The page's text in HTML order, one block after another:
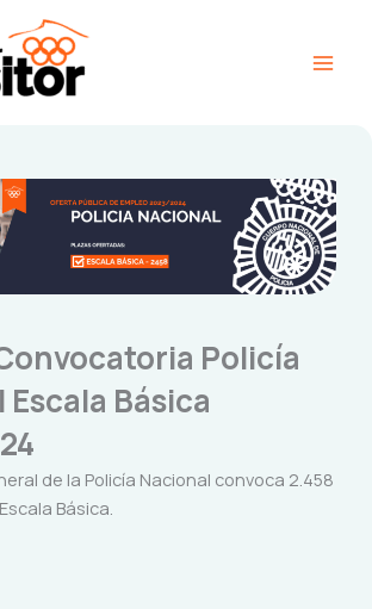
Policía
Básica
de la Policía Nacional convoca 2.458
Básica.